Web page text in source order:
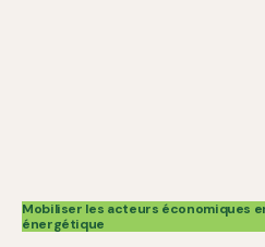
Mobiliser les acteurs économiques
énergétique